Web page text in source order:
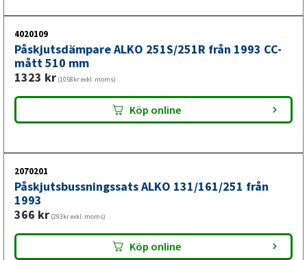
4020109
Påskjutsdämpare ALKO 251S/251R från 1993 CC-
mått 510 mm
1323 kr (1058kr exkl. moms)
Köp online
2070201
Påskjutsbussningssats ALKO 131/161/251 från
1993
366 kr (293kr exkl. moms)
Köp online